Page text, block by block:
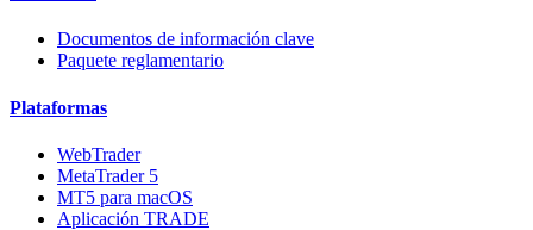
Documentos de información clave
Paquete reglamentario
Plataformas
WebTrader
MetaTrader 5
MT5 para macOS
Aplicación TRADE